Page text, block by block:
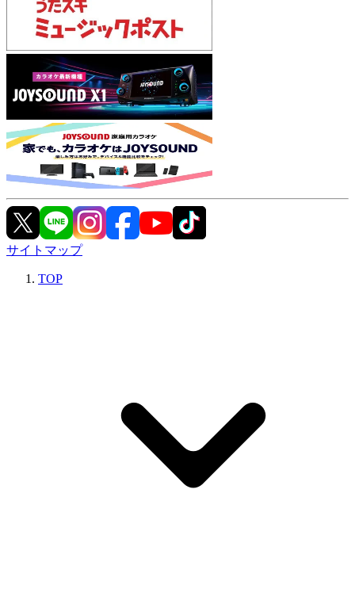
サイトマップ
TOP